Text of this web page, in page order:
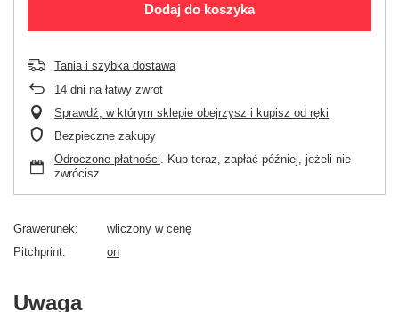
Dodaj do koszyka
Tania i szybka dostawa
14 dni na łatwy zwrot
Sprawdź, w którym sklepie obejrzysz i kupisz od ręki
Bezpieczne zakupy
Odroczone płatności. Kup teraz, zapłać później, jeżeli nie
zwrócisz
Grawerunek
wliczony w cenę
Pitchprint
on
Uwaga